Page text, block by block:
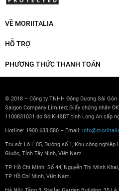
VỀ MORIITALIA
HỖ TRỢ
PHƯƠNG THỨC THANH TOÁN
© 2018 – Công ty TNHH Đông Dương Sài Gòn
Saigon Company Limited; Giấy chứng nhận
1100831031 do Sở KH&ĐT tỉnh Long An cấp
Hotline: 1900 633 580 – Email:
Trụ sở: Lô L.05, Đường số 1, Khu công nghiệp
Giuộc, Tỉnh Tây Ninh, Việt Nam
TP. Hồ Chí Minh: Số 44, Nguyễn Thị Minh
TP Hồ Chí Minh, Việt Nam.